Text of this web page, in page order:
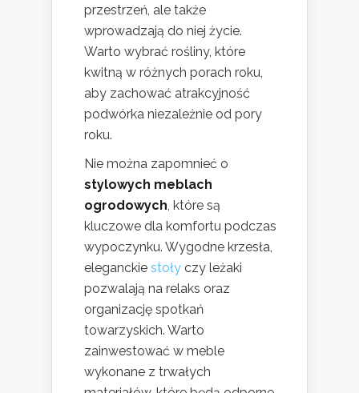
przestrzeń, ale także
wprowadzają do niej życie.
Warto wybrać rośliny, które
kwitną w różnych porach roku,
aby zachować atrakcyjność
podwórka niezależnie od pory
roku.
Nie można zapomnieć o
stylowych meblach
ogrodowych, które są
kluczowe dla komfortu podczas
wypoczynku. Wygodne krzesła,
eleganckie stoły czy leżaki
pozwalają na relaks oraz
organizację spotkań
towarzyskich. Warto
zainwestować w meble
wykonane z trwałych